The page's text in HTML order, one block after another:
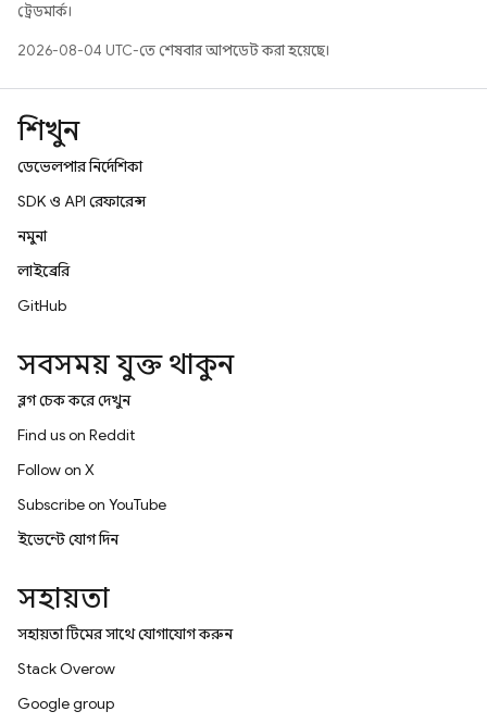
ট্রেডমার্ক।
2026-08-04 UTC-তে শেষবার আপডেট করা হয়েছে।
শিখুন
ডেভেলপার নির্দেশিকা
SDK ও API রেফারেন্স
নমুনা
লাইব্রেরি
GitHub
সবসময় যুক্ত থাকুন
ব্লগ চেক করে দেখুন
Find us on Reddit
Follow on X
Subscribe on YouTube
ইভেন্টে যোগ দিন
সহায়তা
সহায়তা টিমের সাথে যোগাযোগ করুন
Stack Overflow
Google group